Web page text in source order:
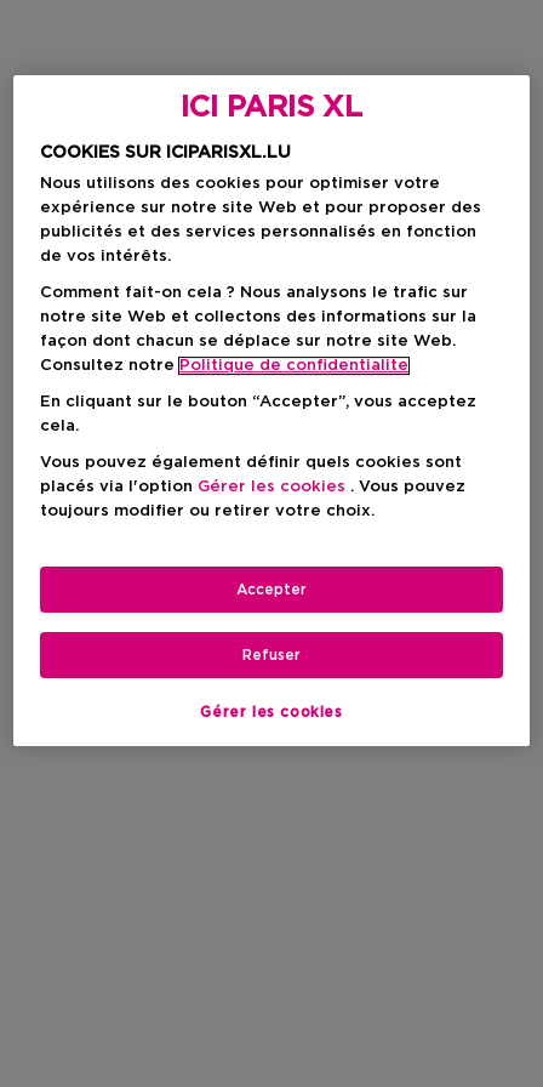
ICI PARIS XL
COOKIES SUR ICIPARISXL.LU
Nous utilisons des cookies pour optimiser votre
expérience sur notre site Web et pour proposer des
publicités et des services personnalisés en fonction
de vos intérêts.
Comment fait-on cela ? Nous analysons le trafic sur
notre site Web et collectons des informations sur la
façon dont chacun se déplace sur notre site Web.
Consultez notre Politique de confidentialite
En cliquant sur le bouton “Accepter”, vous acceptez
cela.
Vous pouvez également définir quels cookies sont
placés via l'option Gérer les cookies . Vous pouvez
toujours modifier ou retirer votre choix.
Gérer les cookies
Refuser
Accepter